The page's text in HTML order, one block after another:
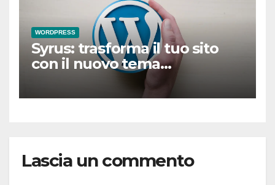
WORDPRESS
Syrus: trasforma il tuo sito
con il nuovo tema
WordPress gratuito
Lascia un commento